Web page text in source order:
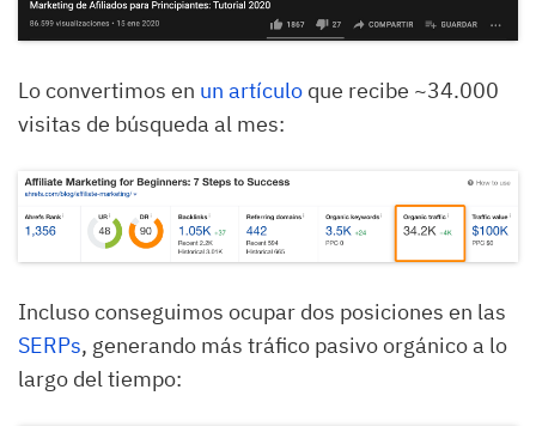
Lo convertimos en un artículo que recibe ~34.000
visitas de búsqueda al mes:
Incluso conseguimos ocupar dos posiciones en las
SERPs, generando más tráfico pasivo orgánico a lo
largo del tiempo: